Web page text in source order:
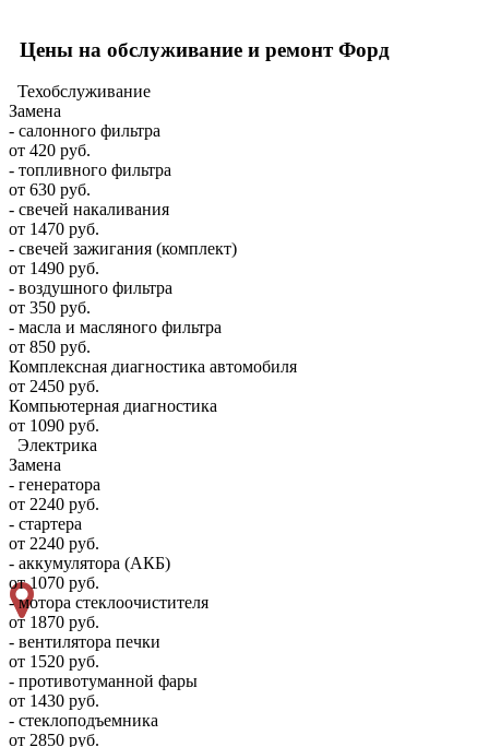
Цены на обслуживание и ремонт Форд
Техобслуживание
Замена
- салонного фильтра
от 420 руб.
- топливного фильтра
от 630 руб.
- свечей накаливания
от 1470 руб.
- свечей зажигания (комплект)
от 1490 руб.
- воздушного фильтра
от 350 руб.
- масла и масляного фильтра
от 850 руб.
Комплексная диагностика автомобиля
от 2450 руб.
Компьютерная диагностика
от 1090 руб.
Электрика
Замена
- генератора
от 2240 руб.
- стартера
от 2240 руб.
- аккумулятора (АКБ)
от 1070 руб.
- мотора стеклоочистителя
от 1870 руб.
- вентилятора печки
от 1520 руб.
- противотуманной фары
от 1430 руб.
- стеклоподъемника
от 2850 руб.